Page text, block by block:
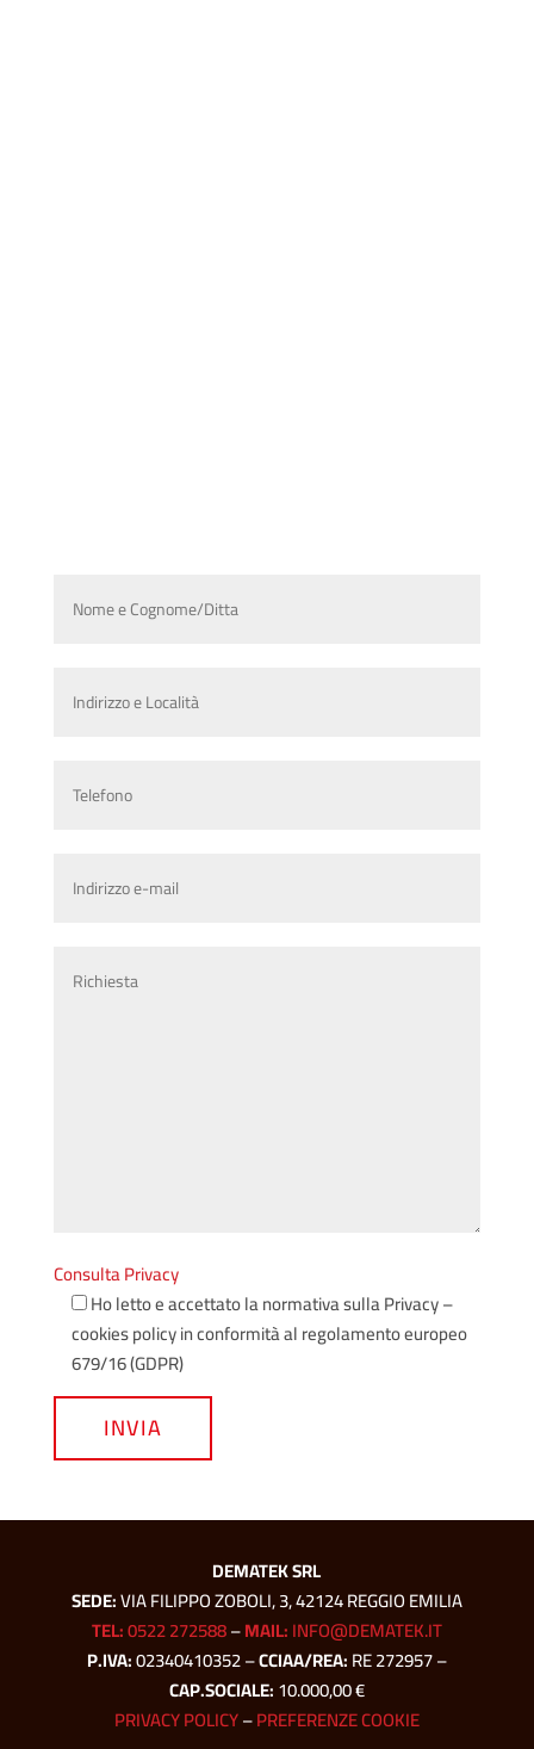
Consulta Privacy
Ho letto e accettato la normativa sulla Privacy –
cookies policy in conformità al regolamento europeo
679/16 (GDPR)
INVIA
DEMATEK SRL
SEDE:VIA FILIPPO ZOBOLI, 3, 42124 REGGIO EMILIA
TEL:0522 272588–MAIL:INFO@DEMATEK.IT
P.IVA:02340410352 –CCIAA/REA:RE 272957 –
CAP.SOCIALE:10.000,00 €
PRIVACY POLICY–PREFERENZE COOKIE